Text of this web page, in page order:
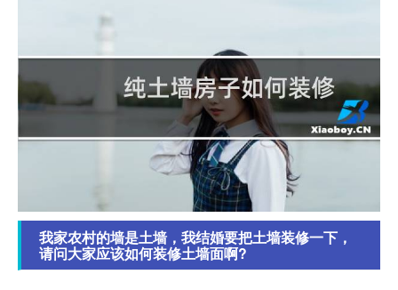
我家农村的墙是土墙，我结婚要把土墙装修一下，
请问大家应该如何装修土墙面啊?